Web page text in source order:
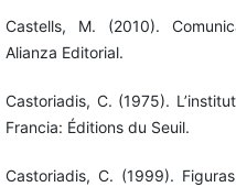
Castells, M. (2010).
Alianza Editorial.
Castoriadis, C. (1975).
Francia: Éditions du Seuil.
Castoriadis, C. (1999).